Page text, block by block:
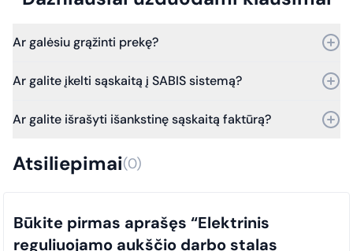
Ar galėsiu grąžinti prekę?
Bet jei praeis daugiau laiko – vis tiek kreipkitės, ir mes
Ar galite įkelti sąskaitą į SABIS sistemą?
Nuo 2025 m. sausio 1 d. visi viešosios įstaigos pirkimų
sistemą. Šis reikalavimas taikomas visiems pirkimams, siekiant
užtikrinti skaidrumą ir tinkamą atitiktį teisės aktų nuostatoms.
Ar galite išrašyti išankstinę sąskaitą faktūrą?
Atsiliepimai(0)
Būkite pirmas aprašęs “Elektrinis
reguliuojamo aukščio darbo stalas